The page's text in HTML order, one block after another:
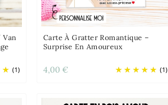
(1)
Carte À Gratter Romantique –
Surprise En Amoureux
(1)
4,00 €